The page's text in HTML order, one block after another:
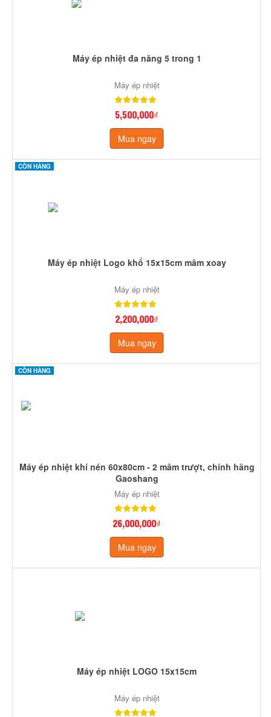
Máy ép nhiệt đa năng 5 trong 1
Máy ép nhiệt
5,500,000₫
Mua ngay
CÒN HÀNG
Máy ép nhiệt Logo khổ 15x15cm mâm xoay
Máy ép nhiệt
2,200,000₫
Mua ngay
CÒN HÀNG
Máy ép nhiệt khí nén 60x80cm - 2 mâm trượt, chính hãng
Gaoshang
Máy ép nhiệt
26,000,000₫
Mua ngay
Máy ép nhiệt LOGO 15x15cm
Máy ép nhiệt